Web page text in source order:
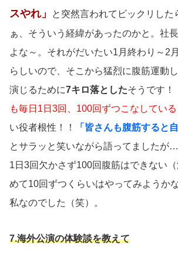
スやれ」
と突然言われてビックリした
ぁ、そういう経緯があったのかと。社
よな～。それがだいたい1月終わり～2
らしいので、そこから猛烈に腹筋運動
演じるために7キロ落としたそうです！
も毎日1日3回、100回ずつこなしている
い役者根性！！
「皆さんも腹筋すると
とサラッと笑いながら語ってましたが
1日3回欠かさず100回腹筋はできない
めて10回ずつくらいはやってみようか
私なのでした（笑）。
7.海外公演の体験談を教えて